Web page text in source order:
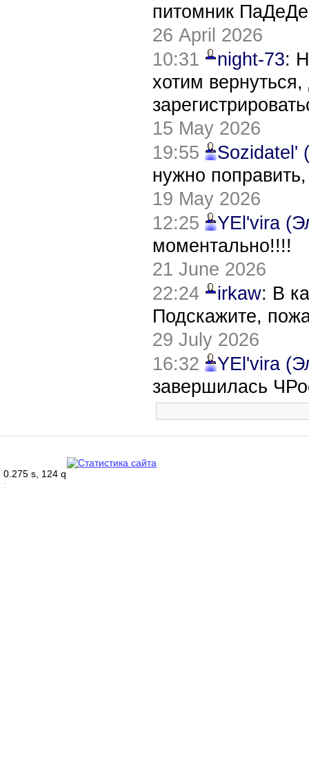
питомник
26 April 2026
10:31
night-73:
хотим
15 May 2026
19:55
Sozidatel'
нужно
19 May 2026
12:25
YEl'vira
моментально!!!!
21 June 2026
22:24
irkaw: В
Подскажите,
29 July 2026
16:32
YEl'vira
завершилась
0.275 s, 124 q
: